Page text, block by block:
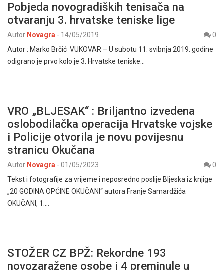
Pobjeda novogradiških tenisača na
otvaranju 3. hrvatske teniske lige
Autor Novagra - 14/05/2019
0
Autor : Marko Brčić VUKOVAR – U subotu 11. svibnja 2019. godine
odigrano je prvo kolo je 3. Hrvatske teniske…
VRO „BLJESAK“ : Briljantno izvedena
oslobodilačka operacija Hrvatske vojske
i Policije otvorila je novu povijesnu
stranicu Okučana
Autor Novagra - 01/05/2023
0
Tekst i fotografije za vrijeme i neposredno poslije Bljeska iz knjige
„20 GODINA OPĆINE OKUČANI“ autora Franje Samardžića
OKUČANI, 1.…
STOŽER CZ BPŽ: Rekordne 193
novozaražene osobe i 4 preminule u